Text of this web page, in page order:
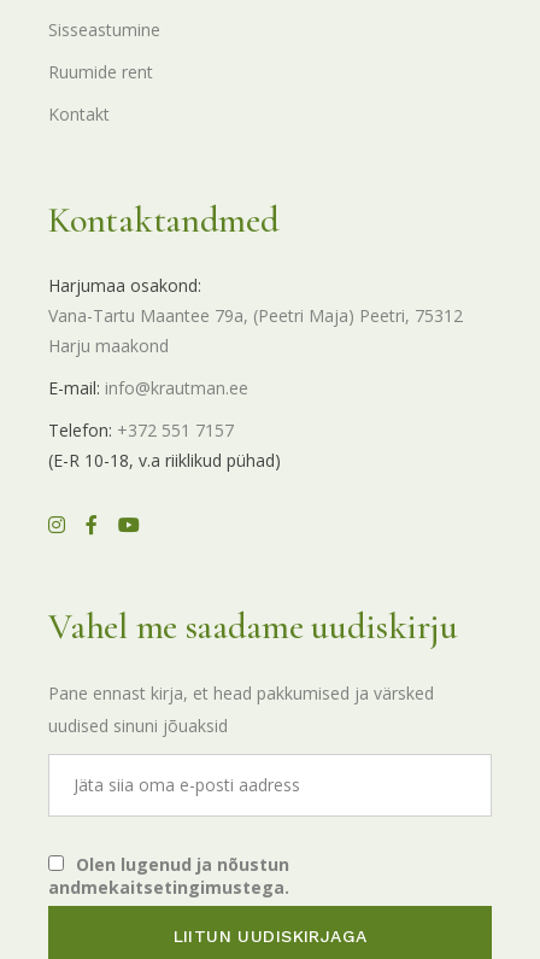
Sisseastumine
Ruumide rent
Kontakt
Kontaktandmed
Harjumaa osakond:
Vana-Tartu Maantee 79a, (Peetri Maja) Peetri, 75312
Harju maakond
E-mail: info@krautman.ee
Telefon: +372 551 7157
(E-R 10-18, v.a riiklikud pühad)
Vahel me saadame uudiskirju
Pane ennast kirja, et head pakkumised ja värsked
uudised sinuni jõuaksid
Olen lugenud ja nõustun
andmekaitsetingimustega.